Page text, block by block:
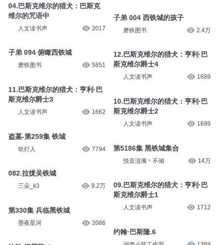
04.巴斯克维尔的猎犬：巴斯克
维尔的咒语中
人文读书声 2017
子弟 094 俯瞰西铁城
磨铁图书 5851
11.巴斯克维尔的猎犬：亨利·巴
斯克维尔爵士3
人文读书声 1662
盗墓-第259集 铁城
吹灯人 7794
082.拉拢吴铁城
三朵_k3 9.2万
第330集 兵临黑铁城
墨夜星河 2086
子弟 004 西铁城的孩子
磨铁图书 2.4万
12.巴斯克维尔的猎犬：亨利·巴
斯克维尔爵士4
人文读书声 1689
10.巴斯克维尔的猎犬：亨利·巴
斯克维尔爵士2
人文读书声 1699
第5186集 黑铁城集合
悦音涟漪丶不倾 14万
09.巴斯克维尔的猎犬：亨利·巴
斯克维尔爵士1
人文读书声 1712
约翰·巴斯隆.6